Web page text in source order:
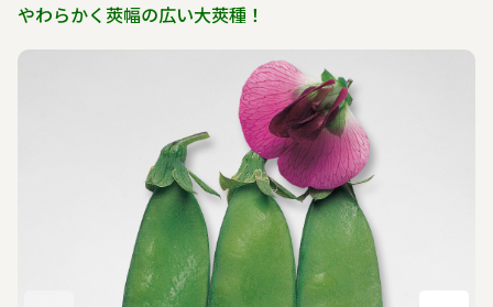
やわらかく莢幅の広い大莢種！